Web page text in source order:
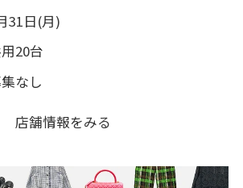
31日(月)
20台
なし
店舗情報をみる